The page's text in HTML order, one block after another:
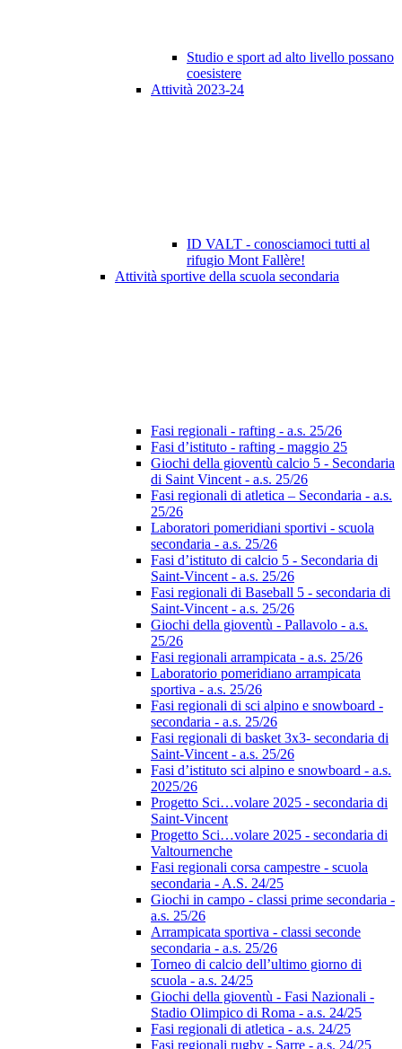
Studio e sport ad alto livello possano
coesistere
Attività 2023-24
ID VALT - conosciamoci tutti al
rifugio Mont Fallère!
Attività sportive della scuola secondaria
Fasi regionali - rafting - a.s. 25/26
Fasi d’istituto - rafting - maggio 25
Giochi della gioventù calcio 5 - Secondaria
di Saint Vincent - a.s. 25/26
Fasi regionali di atletica – Secondaria - a.s.
25/26
Laboratori pomeridiani sportivi - scuola
secondaria - a.s. 25/26
Fasi d’istituto di calcio 5 - Secondaria di
Saint-Vincent - a.s. 25/26
Fasi regionali di Baseball 5 - secondaria di
Saint-Vincent - a.s. 25/26
Giochi della gioventù - Pallavolo - a.s.
25/26
Fasi regionali arrampicata - a.s. 25/26
Laboratorio pomeridiano arrampicata
sportiva - a.s. 25/26
Fasi regionali di sci alpino e snowboard -
secondaria - a.s. 25/26
Fasi regionali di basket 3x3- secondaria di
Saint-Vincent - a.s. 25/26
Fasi d’istituto sci alpino e snowboard - a.s.
2025/26
Progetto Sci…volare 2025 - secondaria di
Saint-Vincent
Progetto Sci…volare 2025 - secondaria di
Valtournenche
Fasi regionali corsa campestre - scuola
secondaria - A.S. 24/25
Giochi in campo - classi prime secondaria -
a.s. 25/26
Arrampicata sportiva - classi seconde
secondaria - a.s. 25/26
Torneo di calcio dell’ultimo giorno di
scuola - a.s. 24/25
Giochi della gioventù - Fasi Nazionali -
Stadio Olimpico di Roma - a.s. 24/25
Fasi regionali di atletica - a.s. 24/25
Fasi regionali rugby - Sarre - a.s. 24/25